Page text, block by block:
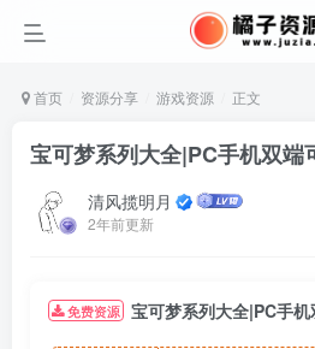
首页 资源分享 游戏资源 正文
宝可梦系列大全|PC手机双端
清风揽明月
2年前更新
免费资源 宝可梦系列大全|PC手